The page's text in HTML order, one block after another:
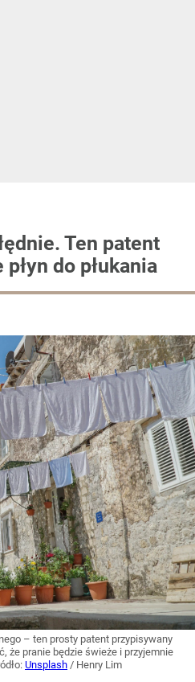
Ten patent
do płukania
– ten prosty patent przypisywany
że pranie będzie świeże i przyjemnie
Unsplash / Henry Lim